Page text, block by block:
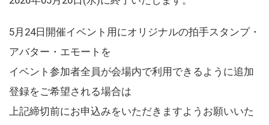
5月24日開催イベント用にオリジナルの拍手スタンプ・
アバター・エモートを
イベント参加者全員が会場内で利用できるように追加
登録をご希望される場合は
上記締切前にお申込みをいただきますようお願いいた